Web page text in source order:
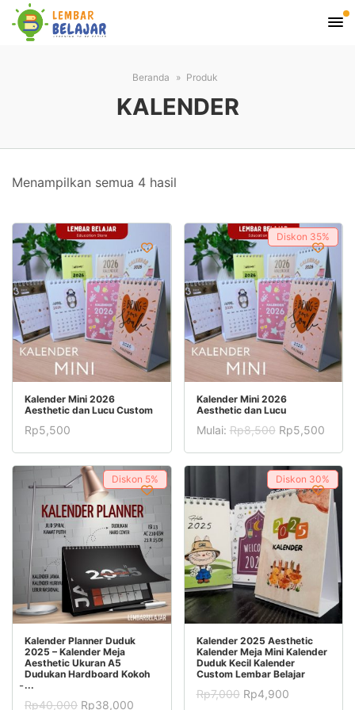
Beranda Produk
KALENDER
Menampilkan semua 4 hasil
yang
terbaru
TAMBAH KE KERANJANG
Kalender Mini 2026
Aesthetic dan Lucu Custom
Rp5,500
Diskon 35%
PILIH OPSI
Produk
ini
memiliki
beberapa
Pilihan
ini
dapat
diambil
di
halaman
produk
Kalender Mini 2026
Aesthetic dan Lucu
Mulai:Rp8,500 Rp5,500
ini
beberapa
varian.
Pilihan
ini
dapat
diambil
di
halaman
produk
Diskon 5%
PILIH OPSI
Produk
ini
memiliki
beberapa
Kalender Planner Duduk
2025 – Kalender Meja
Aesthetic Ukuran A5
Dudukan Hardboard Kokoh
̵...
Rp40,000 Harga
Rp38,000
Diskon 30%
PILIH OPSI
Produk
ini
memiliki
beberapa
Kalender 2025 Aesthetic
Kalender Meja Mini Kalender
Duduk Kecil Kalender
Custom Lembar Belajar
Rp7,000 Harga
Rp4,900Harga